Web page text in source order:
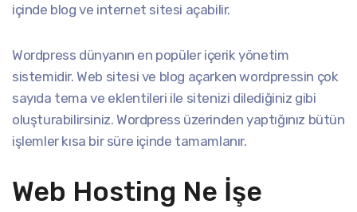
içinde blog ve internet sitesi açabilir.
Wordpress dünyanın en popüler içerik yönetim
sistemidir. Web sitesi ve blog açarken wordpressin çok
sayıda tema ve eklentileri ile sitenizi dilediğiniz gibi
oluşturabilirsiniz. Wordpress üzerinden yaptığınız bütün
işlemler kısa bir süre içinde tamamlanır.
Web Hosting Ne İşe